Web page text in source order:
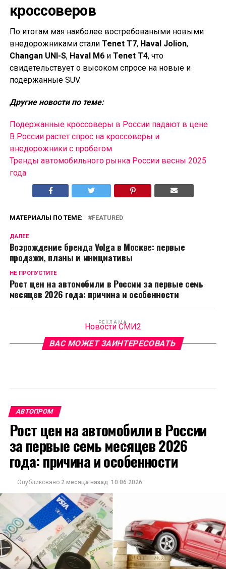
кроссоверов
По итогам мая наиболее востребоваными новыми
внедорожниками стали Tenet T7, Haval Jolion,
Changan UNI-S, Haval M6и Tenet T4, что
свидетельствует о высоком спросе на новые и
подержанные SUV.
Другие новости по теме:
Подержанные кроссоверы в России падают в цене
В России растет спрос на кроссоверы и
внедорожники с пробегом
Тренды автомобильного рынка России весны 2025
года
МАТЕРИАЛЫ ПО ТЕМЕ: FEATURED
ДАЛЕЕ
Возрождение бренда Volga в Москве: первые
продажи, планы и инициативы
НЕ ПРОПУСТИТЕ
Рост цен на автомобили в России за первые семь
месяцев 2026 года: причина и особенности
РЕКЛАМА
Новости СМИ2
ВАС МОЖЕТ ЗАИНТЕРЕСОВАТЬ
АВТОПРОМ
Рост цен на автомобили в России
за первые семь месяцев 2026
года: причина и особенности
Опубликовано 2 месяца назад 10.06.2026